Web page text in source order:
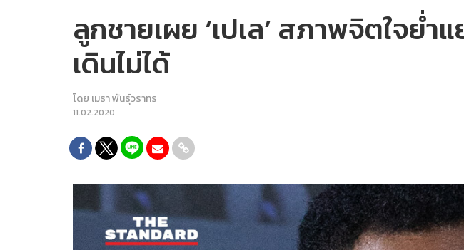
ลูกชายเผย ‘เปเล’ สภาพจิตใจย่
เดินไม่ได้
โดย เมธา พันธุ์วราทร
11.02.2020